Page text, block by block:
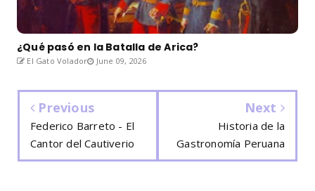
¿Qué pasó en la Batalla de Arica?
El Gato Volador June 09, 2026
Previous
Federico Barreto - El
Cantor del Cautiverio
Next
Historia de la
Gastronomía Peruana